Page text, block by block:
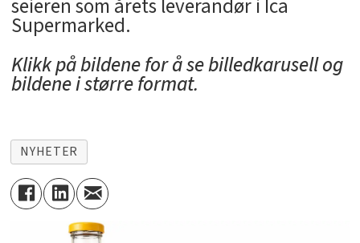
seieren som årets leverandør i Ica
Supermarked.
Klikk på bildene for å se billedkarusell og
bildene i større format.
NYHETER